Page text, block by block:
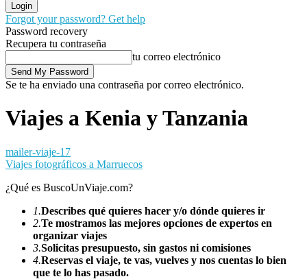
Forgot your password? Get help
Password recovery
Recupera tu contraseña
tu correo electrónico
Se te ha enviado una contraseña por correo electrónico.
Viajes a Kenia y Tanzania
mailer-viaje-17
Viajes fotográficos a Marruecos
¿Qué es BuscoUnViaje.com?
1.Describes qué quieres hacer y/o dónde quieres ir
2.Te mostramos las mejores opciones de expertos en
organizar viajes
3.Solicitas presupuesto, sin gastos ni comisiones
4.Reservas el viaje, te vas, vuelves y nos cuentas lo bien
que te lo has pasado.